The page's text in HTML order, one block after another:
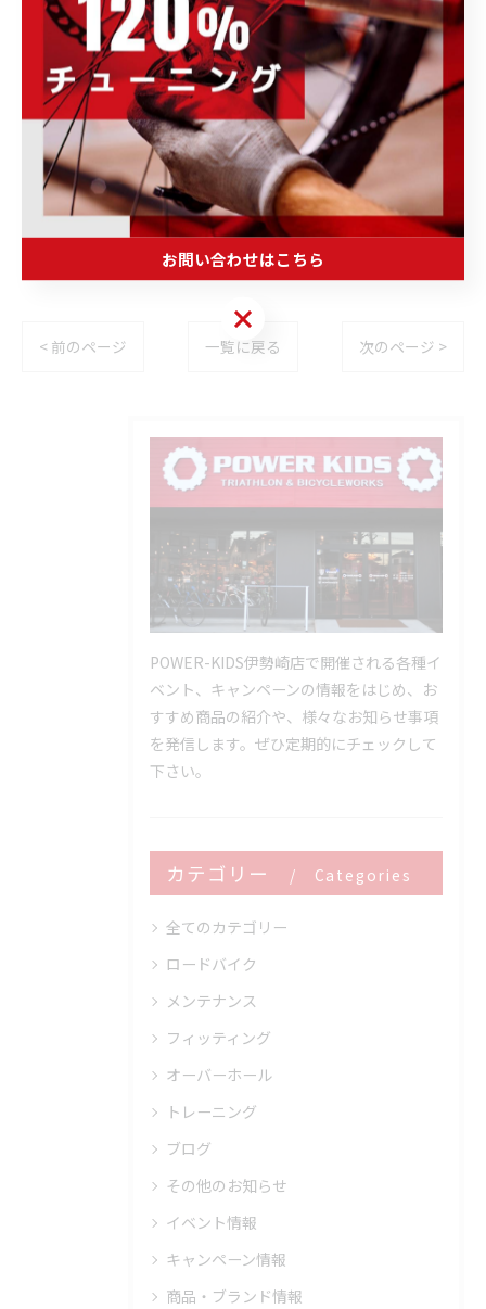
POWER-KIDS
住所 :群馬県伊勢崎市連取元町２８７ー１
電話番号: 0270-23-9080（お問い合わせ）
--------------------------------------------------------------------
< 前のページ 一覧に戻る 次のページ >
POWER-KIDS伊勢崎店で開催される各種イ
ベント、キャンペーンの情報をはじめ、お
すすめ商品の紹介や、様々なお知らせ事項
を発信します。ぜひ定期的にチェックして
下さい。
カテゴリー Categories
全てのカテゴリー
ロードバイク
メンテナンス
フィッティング
オーバーホール
トレーニング
ブログ
その他のお知らせ
イベント情報
キャンペーン情報
商品・ブランド情報
お問い合わせはこちら
お問い合わせはこちら